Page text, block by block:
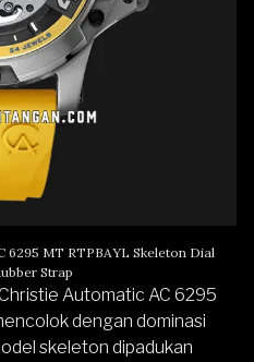
6295 MT RTPBAYL Skeleton Dial
Strap
Automatic AC 6295
dengan dominasi
skeleton dipadukan